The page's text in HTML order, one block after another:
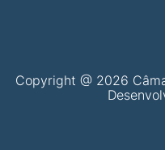
Copyright @ 2026